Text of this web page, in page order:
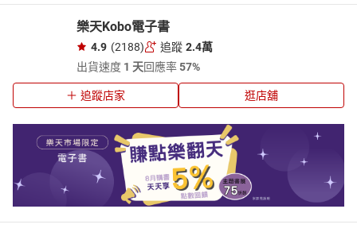
樂天Kobo電子書
4.9 (2188) 追蹤 2.4萬
出貨速度 1 天回應率57%
追蹤店家 逛店舖